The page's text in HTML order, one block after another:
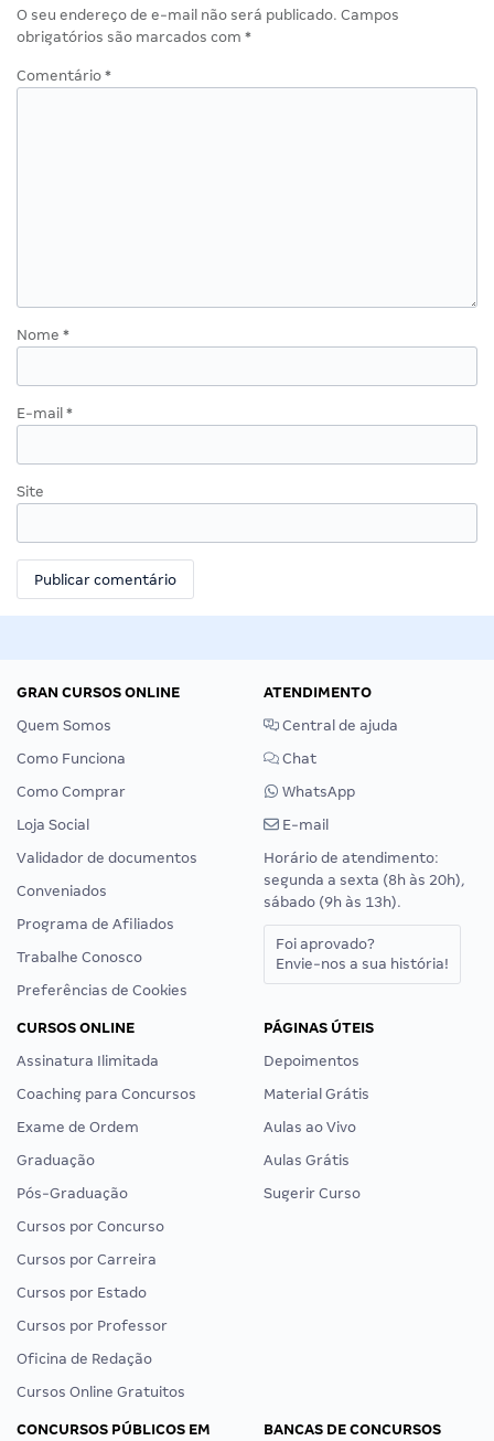
O seu endereço de e-mail não será publicado. Campos
obrigatórios são marcados com *
Comentário *
Nome *
E-mail *
Site
GRAN CURSOS ONLINE
Quem Somos
Como Funciona
Como Comprar
Loja Social
Validador de documentos
Conveniados
Programa de Afiliados
Trabalhe Conosco
Preferências de Cookies
ATENDIMENTO
Central de ajuda
Chat
WhatsApp
E-mail
Horário de atendimento:
segunda a sexta (8h às 20h),
sábado (9h às 13h).
Foi aprovado?
Envie-nos a sua história!
CURSOS ONLINE
Assinatura Ilimitada
Coaching para Concursos
Exame de Ordem
Graduação
Pós-Graduação
Cursos por Concurso
Cursos por Carreira
Cursos por Estado
Cursos por Professor
Oficina de Redação
Cursos Online Gratuitos
PÁGINAS ÚTEIS
Depoimentos
Material Grátis
Aulas ao Vivo
Aulas Grátis
Sugerir Curso
CONCURSOS PÚBLICOS EM
BANCAS DE CONCURSOS